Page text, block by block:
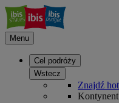
Menu
Cel podróży
Wstecz
Znajdź
Kontynent